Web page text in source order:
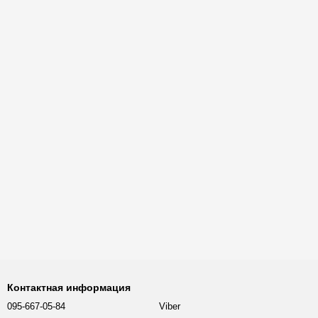
Контактная информация
095-667-05-84 Viber